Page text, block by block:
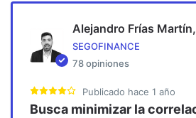
Alejandro Frías
SEGOFINANCE
78 opiniones
Publicado hace 1 año
Busca minimizar la